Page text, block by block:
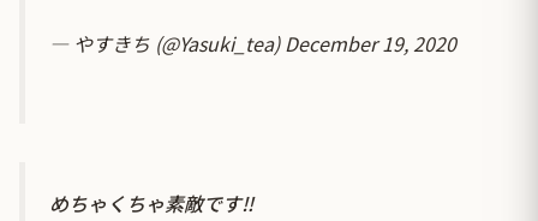
— やすきち (@Yasuki_tea)December 19, 2020
めちゃくちゃ素敵です‼️